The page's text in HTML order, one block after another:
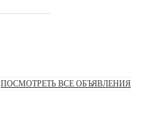
ПОСМОТРЕТЬ ВСЕ ОБЪЯВЛЕНИЯ